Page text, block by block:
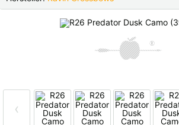
‹
Finnland |€
Niederlande |€
Portugal |